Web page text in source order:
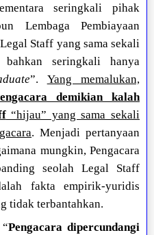
seringkali pihak
Lembaga Pembiayaan
Staff yang sama sekali
bahkan seringkali hanya
”. Yang memalukan,
demikian kalah
“hijau” yang sama sekali
. Menjadi pertanyaan
mungkin, Pengacara
seolah Legal Staff
fakta empirik-yuridis
tidak terbantahkan.
Pengacara dipercundangi